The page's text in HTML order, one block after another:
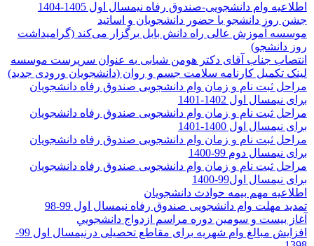
اطلاعیه وام دانشجویی-صندوق رفاه نیمسال اول 1405-1404
جشن روز دانشجو با حضور دانشجویان و اساتید
موسسه آموزش عالی راه دانش بابل برگزار می‌کند (گرامیداشت
روز دانشجو)
انتصاب جناب آقای دکتر هومن شبابی به عنوان سرپرست موسسه
لینک تکمیل کارنامه سلامت جسم و روان (دانشجویان ورودی جدید)
مراحل ثبت نام و زمان وام دانشجویی صندوق رفاه دانشجویان
برای نیمسال اول 1402-1401
مراحل ثبت نام و زمان وام دانشجویی صندوق رفاه دانشجویان
برای نیمسال اول 1400-1401
مراحل ثبت نام و زمان وام دانشجویی صندوق رفاه دانشجویان
برای نیمسال دوم 99-1400
مراحل ثبت نام و زمان وام دانشجویی صندوق رفاه دانشجویان
برای نیمسال اول99-1400
اطلاعیه مهم بیمه حوادث دانشجویان
تمدید مهلت وام دانشجویی صندوق رفاه نیمسال اول 99-98
آغاز بيست و سومین دوره مراسم ازدواج دانشجويي
افزایش مبالغ وام شهریه برای مقاطع تحصیلی درنیمسال اول 99-